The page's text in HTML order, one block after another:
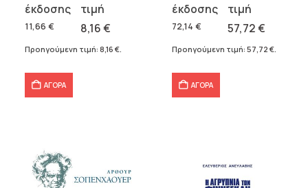
11,66 €
price
was:
11,66 €.
8,16€
τρέχουσα
τιμή
Προηγούμενη τιμή: 8,16 €
ΑΓΟΡΑ
72,14 €
price
was:
72,14 €.
57,72€
τρέχουσα
τιμή
Προηγούμενη τιμή: 57,72 €
ΑΓΟΡΑ